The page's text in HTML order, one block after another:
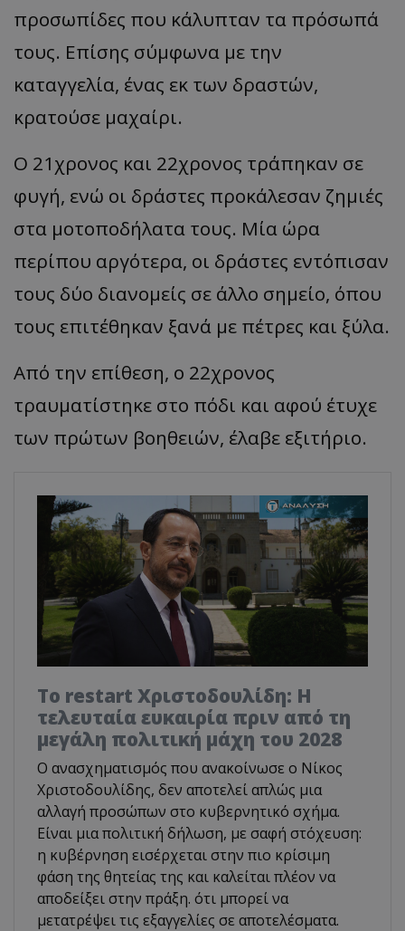
προσωπίδες που κάλυπταν τα πρόσωπά
τους. Επίσης σύμφωνα με την
καταγγελία, ένας εκ των δραστών,
κρατούσε μαχαίρι.
Ο 21χρονος και 22χρονος τράπηκαν σε
φυγή, ενώ οι δράστες προκάλεσαν ζημιές
στα μοτοποδήλατα τους. Μία ώρα
περίπου αργότερα, οι δράστες εντόπισαν
τους δύο διανομείς σε άλλο σημείο, όπου
τους επιτέθηκαν ξανά με πέτρες και ξύλα.
Από την επίθεση, ο 22χρονος
τραυματίστηκε στο πόδι και αφού έτυχε
των πρώτων βοηθειών, έλαβε εξιτήριο.
Το restart Χριστοδουλίδη: Η
τελευταία ευκαιρία πριν από τη
μεγάλη πολιτική μάχη του 2028
Ο ανασχηματισμός που ανακοίνωσε ο Νίκος
Χριστοδουλίδης, δεν αποτελεί απλώς μια
αλλαγή προσώπων στο κυβερνητικό σχήμα.
Είναι μια πολιτική δήλωση, με σαφή στόχευση:
η κυβέρνηση εισέρχεται στην πιο κρίσιμη
φάση της θητείας της και καλείται πλέον να
αποδείξει στην πράξη. ότι μπορεί να
μετατρέψει τις εξαγγελίες σε αποτελέσματα.